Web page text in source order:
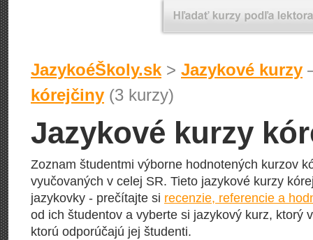
JazykoéŠkoly.sk > Jazykové kurzy
kórejčiny (3 kurzy)
Jazykové kurzy
Zoznam študentmi výborne hodnotených kurzov
vyučovaných v celej SR. Tieto jazykové kurzy
jazykovky - prečítajte si recenzie, referencie a
od ich študentov a vyberte si jazykový kurz, ktorý
ktorú odporúčajú jej študenti.